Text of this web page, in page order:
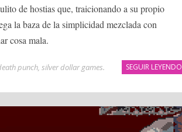
de hostias que, traicionando a su propio
la baza de la simplicidad mezclada con
cosa mala.
SEGUIR LEYENDO
punch, silver dollar games.